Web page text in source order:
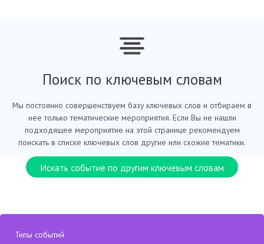
Поиск по ключевым словам
Мы постоянно совершенствуем базу ключевых слов и отбираем в
нее только тематические мероприятия. Если Вы не нашли
подходящее мероприятие на этой странице рекомендуем
поискать в списке ключевых слов другие или схожие тематики.
Искать событие по другим ключевым словам
Типы событий